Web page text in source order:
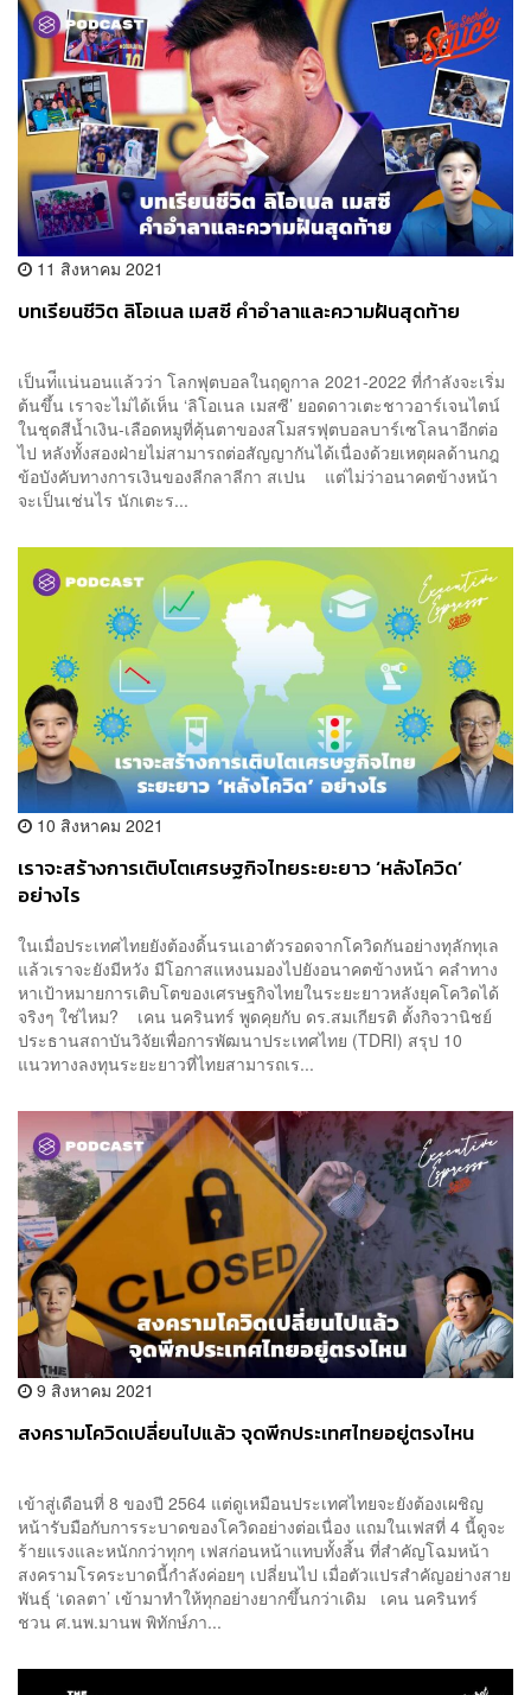
11 สิงหาคม 2021
บทเรียนชีวิต ลิโอเนล เมสซี คำอำลาและความฝันสุดท้าย
เป็นท่ีแน่นอนแล้วว่า โลกฟุตบอลในฤดูกาล 2021-2022 ที่กำลังจะเริ่ม
ต้นขึ้น เราจะไม่ได้เห็น ‘ลิโอเนล เมสซี’ ยอดดาวเตะชาวอาร์เจนไตน์
ในชุดสีน้ำเงิน-เลือดหมูที่คุ้นตาของสโมสรฟุตบอลบาร์เซโลนาอีกต่อ
ไป หลังทั้งสองฝ่ายไม่สามารถต่อสัญญากันได้เนื่องด้วยเหตุผลด้านกฎ
ข้อบังคับทางการเงินของลีกลาลีกา สเปน แต่ไม่ว่าอนาคตข้างหน้า
จะเป็นเช่นไร นักเตะร...
10 สิงหาคม 2021
เราจะสร้างการเติบโตเศรษฐกิจไทยระยะยาว ‘หลังโควิด’
อย่างไร
ในเมื่อประเทศไทยยังต้องดิ้นรนเอาตัวรอดจากโควิดกันอย่างทุลักทุเล
แล้วเราจะยังมีหวัง มีโอกาสแหงนมองไปยังอนาคตข้างหน้า คลำทาง
หาเป้าหมายการเติบโตของเศรษฐกิจไทยในระยะยาวหลังยุคโควิดได้
จริงๆ ใช่ไหม? เคน นครินทร์ พูดคุยกับ ดร.สมเกียรติ ตั้งกิจวานิชย์
ประธานสถาบันวิจัยเพื่อการพัฒนาประเทศไทย (TDRI) สรุป 10
แนวทางลงทุนระยะยาวที่ไทยสามารถเร...
9 สิงหาคม 2021
สงครามโควิดเปลี่ยนไปแล้ว จุดพีกประเทศไทยอยู่ตรงไหน
เข้าสู่เดือนที่ 8 ของปี 2564 แต่ดูเหมือนประเทศไทยจะยังต้องเผชิญ
หน้ารับมือกับการระบาดของโควิดอย่างต่อเนื่อง แถมในเฟสที่ 4 นี้ดูจะ
ร้ายแรงและหนักกว่าทุกๆ เฟสก่อนหน้าแทบทั้งสิ้น ที่สำคัญโฉมหน้า
สงครามโรคระบาดนี้กำลังค่อยๆ เปลี่ยนไป เมื่อตัวแปรสำคัญอย่างสาย
พันธ์ุ ‘เดลตา’ เข้ามาทำให้ทุกอย่างยากขึ้นกว่าเดิม เคน นครินทร์
ชวน ศ.นพ.มานพ พิทักษ์ภา...